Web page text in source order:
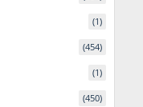
(1)
(454)
(1)
(450)